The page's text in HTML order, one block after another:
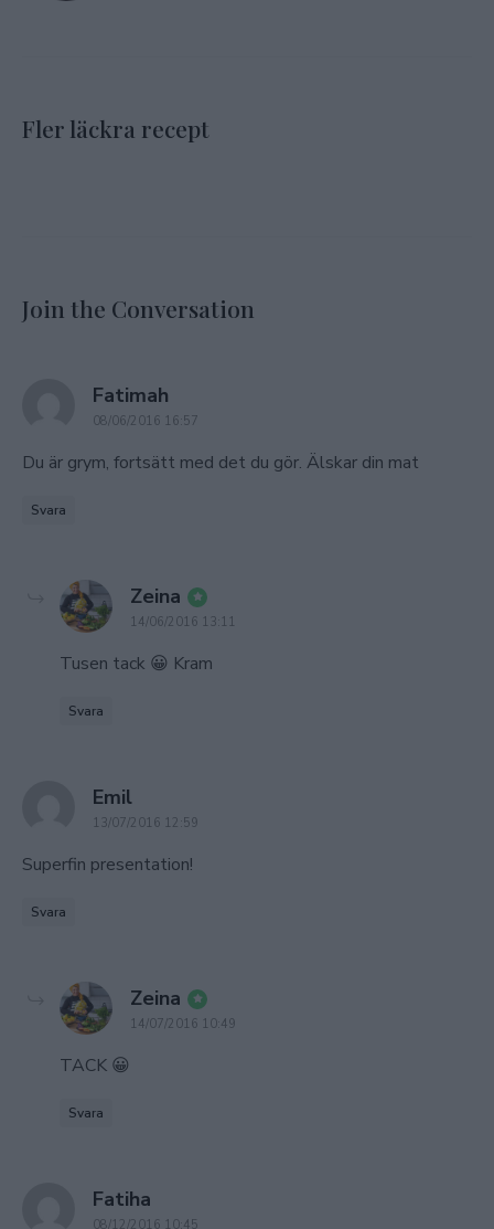
Fler läckra recept
Join the Conversation
Fatimah
08/06/2016 16:57
Du är grym, fortsätt med det du gör. Älskar din mat
Svara
Zeina says:
14/06/2016 13:11
Tusen tack 😀 Kram
Svara
Emilsays:
13/07/2016 12:59
Superfin presentation!
Svara
Zeina says:
14/07/2016 10:49
TACK 😀
Svara
Fatiha
08/12/2016 10:45